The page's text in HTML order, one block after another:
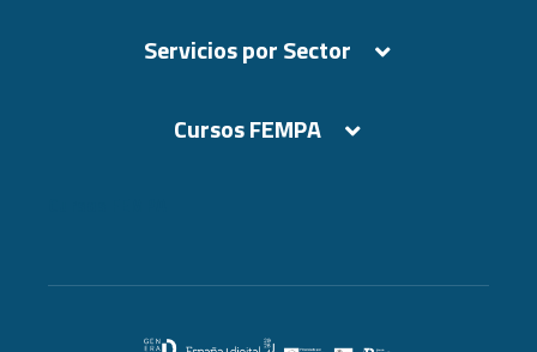
Servicios por Sector
Cursos FEMPA